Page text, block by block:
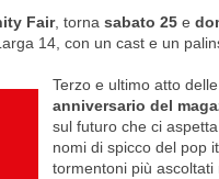
Fair, torna sabato 25 e
14, con un cast e un
Terzo e ultimo atto
anniversario del
sul futuro che ci
nomi di spicco del pop
tormentoni più